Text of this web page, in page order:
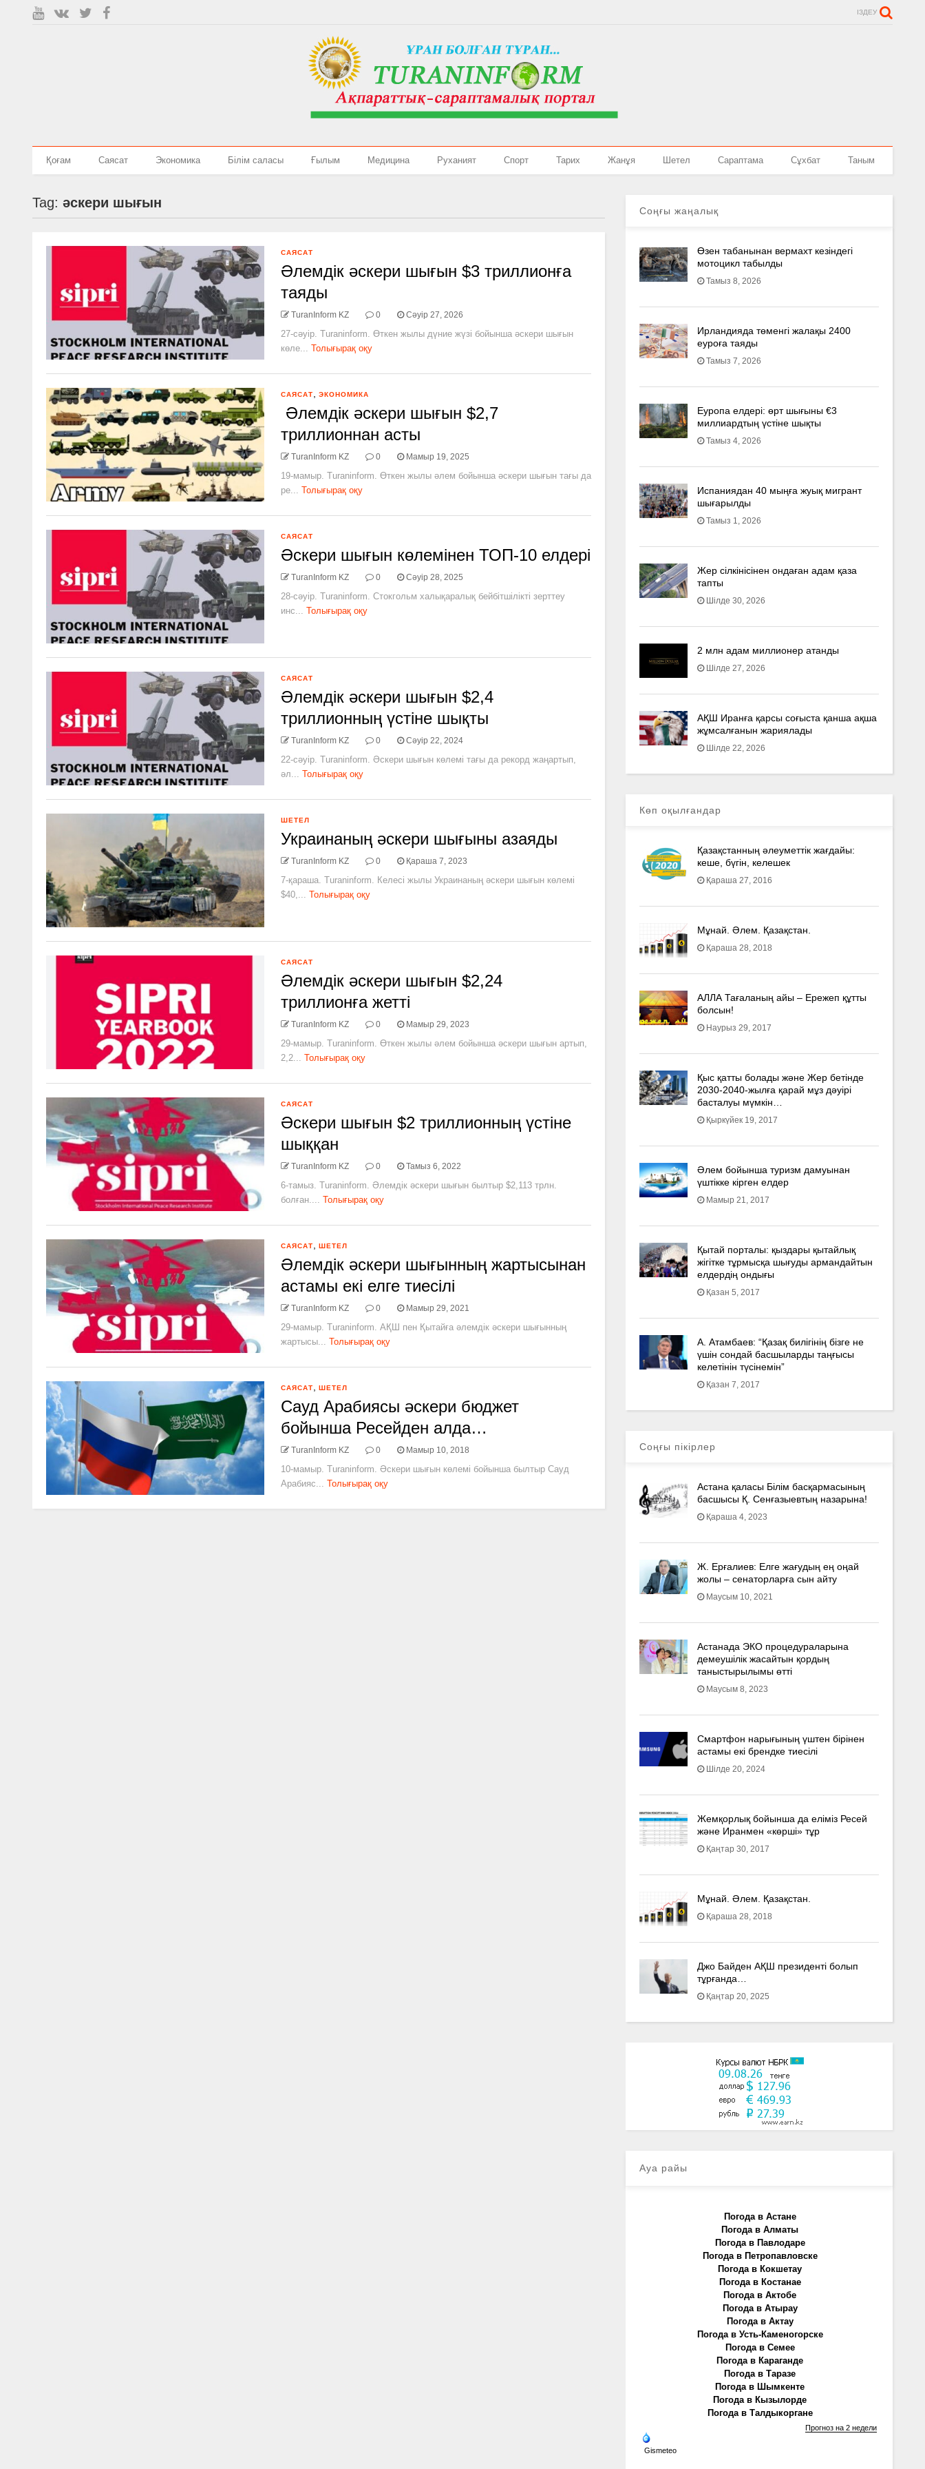
ІЗДЕУ
Қоғам Саясат Экономика Білім саласы Ғылым Медицина Руханият Спорт Тарих Жанұя Шетел Сараптама Сұхбат Таным
Tag:әскери шығын
САЯСАТ
Әлемдік әскери шығын $3 триллионға
таяды
TuranInform KZ 0 Сәуір 27, 2026
27-сәуір. Turaninform. Өткен жылы дүние жүзі бойынша әскери шығын
көле... Толығырақ оқу
САЯСАТ ЭКОНОМИКА
Әлемдік әскери шығын $2,7
триллионнан асты
TuranInform KZ 0 Мамыр 19, 2025
19-мамыр. Turaninform. Өткен жылы әлем бойынша әскери шығын тағы да
ре... Толығырақ оқу
САЯСАТ
Әскери шығын көлемінен ТОП-10 елдері
TuranInform KZ 0 Сәуір 28, 2025
28-сәуір. Turaninform. Стокгольм халықаралық бейбітшілікті зерттеу
инс... Толығырақ оқу
САЯСАТ
Әлемдік әскери шығын $2,4
триллионның үстіне шықты
TuranInform KZ 0 Сәуір 22, 2024
22-сәуір. Turaninform. Әскери шығын көлемі тағы да рекорд жаңартып,
әл... Толығырақ оқу
ШЕТЕЛ
Украинаның әскери шығыны азаяды
TuranInform KZ 0 Қараша 7, 2023
7-қараша. Turaninform. Келесі жылы Украинаның әскери шығын көлемі
$40,... Толығырақ оқу
САЯСАТ
Әлемдік әскери шығын $2,24
триллионға жетті
TuranInform KZ 0 Мамыр 29, 2023
29-мамыр. Turaninform. Өткен жылы әлем бойынша әскери шығын артып,
2,2... Толығырақ оқу
САЯСАТ
Әскери шығын $2 триллионның үстіне
шыққан
TuranInform KZ 0 Тамыз 6, 2022
6-тамыз. Turaninform. Әлемдік әскери шығын былтыр $2,113 трлн.
болған.... Толығырақ оқу
САЯСАТ ШЕТЕЛ
Әлемдік әскери шығынның жартысынан
астамы екі елге тиесілі
TuranInform KZ 0 Мамыр 29, 2021
29-мамыр. Turaninform. АҚШ пен Қытайға әлемдік әскери шығынның
жартысы... Толығырақ оқу
САЯСАТ ШЕТЕЛ
Сауд Арабиясы әскери бюджет
бойынша Ресейден алда…
TuranInform KZ 0 Мамыр 10, 2018
10-мамыр. Turaninform. Әскери шығын көлемі бойынша былтыр Сауд
Арабияс... Толығырақ оқу
Соңғы жаңалық
Өзен табанынан вермахт кезіндегі
мотоцикл табылды
Тамыз 8, 2026
Ирландияда төменгі жалақы 2400
еуроға таяды
Тамыз 7, 2026
Еуропа елдері: өрт шығыны €3
миллиардтың үстіне шықты
Тамыз 4, 2026
Испаниядан 40 мыңға жуық мигрант
шығарылды
Тамыз 1, 2026
Жер сілкінісінен ондаған адам қаза
тапты
Шілде 30, 2026
2 млн адам миллионер атанды
Шілде 27, 2026
АҚШ Иранға қарсы соғыста қанша ақша
жұмсалғанын жариялады
Шілде 22, 2026
Көп оқылғандар
Қазақстанның әлеуметтік жағдайы:
кеше, бүгін, келешек
Қараша 27, 2016
Мұнай. Әлем. Қазақстан.
Қараша 28, 2018
АЛЛА Тағаланың айы – Ережеп құтты
болсын!
Наурыз 29, 2017
Қыс қатты болады және Жер бетінде
2030-2040­-жылға қарай мұз дәуірі
басталуы мүмкін…
Қыркүйек 19, 2017
Әлем бойынша туризм дамуынан
үштікке кірген елдер
Мамыр 21, 2017
Қытай порталы: қыздары қытайлық
жігітке тұрмысқа шығуды армандайтын
елдердің ондығы
Қазан 5, 2017
А. Атамбаев: “Қазақ билігінің бізге не
үшін сондай басшыларды таңғысы
келетінін түсінемін”
Қазан 7, 2017
Соңғы пікірлер
Астана қаласы Білім басқармасының
басшысы Қ. Сенғазыевтың назарына!
Қараша 4, 2023
Ж. Ерғалиев: Елге жағудың ең оңай
жолы – сенаторларға сын айту
Маусым 10, 2021
Астанада ЭКО процедураларына
демеушілік жасайтын қордың
таныстырылымы өтті
Маусым 8, 2023
Смартфон нарығының үштен бірінен
астамы екі брендке тиесілі
Шілде 20, 2024
Жемқорлық бойынша да еліміз Ресей
және Иранмен «көрші» тұр
Қаңтар 30, 2017
Мұнай. Әлем. Қазақстан.
Қараша 28, 2018
Джо Байден АҚШ президенті болып
тұрғанда…
Қаңтар 20, 2025
Ауа райы
Погода в Астане
Погода в Алматы
Погода в Павлодаре
Погода в Петропавловске
Погода в Кокшетау
Погода в Костанае
Погода в Актобе
Погода в Атырау
Погода в Актау
Погода в Усть-Каменогорске
Погода в Семее
Погода в Караганде
Погода в Таразе
Погода в Шымкенте
Погода в Кызылорде
Погода в Талдыкоргане
Gismeteo
Прогноз на 2 недели